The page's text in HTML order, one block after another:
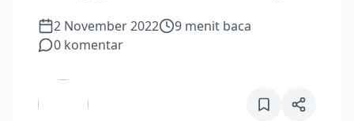
2 November 2022 9 menit baca
0 komentar